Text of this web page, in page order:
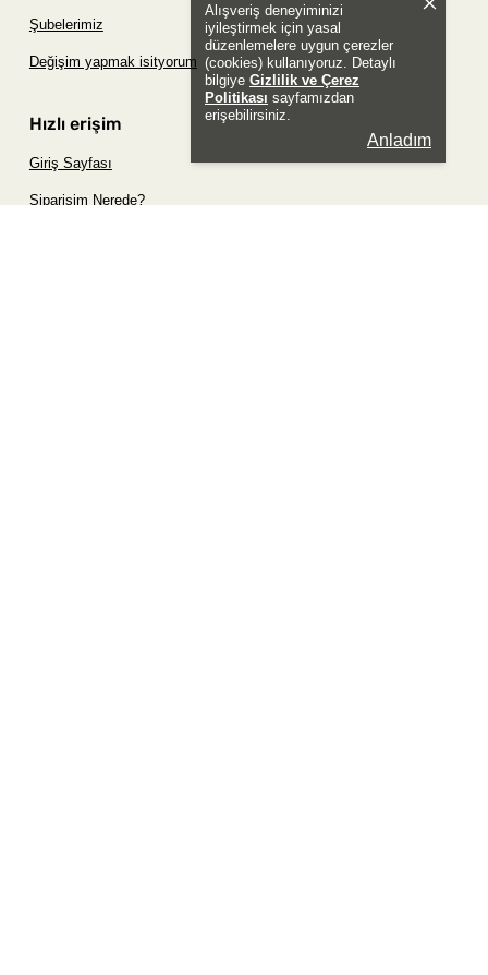
Alışveriş deneyiminizi
iyileştirmek için yasal
düzenlemelere uygun çerezler
(cookies) kullanıyoruz. Detaylı
bilgiye Gizlilik ve Çerez
Politikası sayfamızdan
erişebilirsiniz.
Anladım
Şubelerimiz
Değişim yapmak isityorum
Hızlı erişim
Giriş Sayfası
Siparişim Nerede?